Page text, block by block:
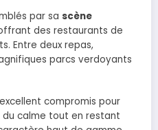
par sa scène
des restaurants de
Entre deux repas,
parcs verdoyants
compromis pour
calme tout en restant